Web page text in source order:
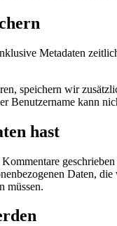
Metadaten
speichern wir
Benutzername kann
hast
Daten,
müssen.